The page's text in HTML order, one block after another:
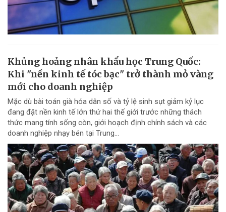
Khủng hoảng nhân khẩu học Trung Quốc:
Khi "nền kinh tế tóc bạc" trở thành mỏ vàng
mới cho doanh nghiệp
Mặc dù bài toán già hóa dân số và tỷ lệ sinh sụt giảm kỷ lục
đang đặt nền kinh tế lớn thứ hai thế giới trước những thách
thức mang tính sống còn, giới hoạch định chính sách và các
doanh nghiệp nhạy bén tại Trung...